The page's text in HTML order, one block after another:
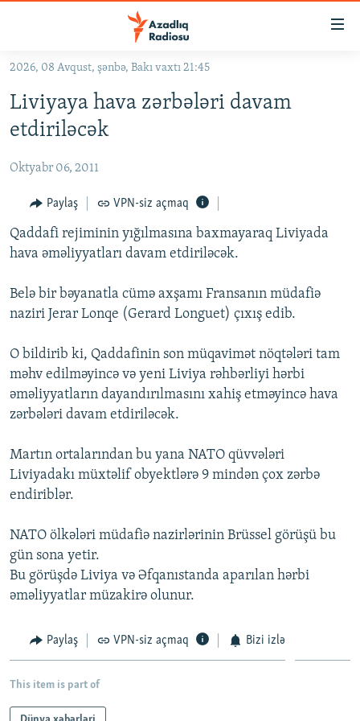
Əsas
qayıt
Əsas
qayıt
#İZAHLA
#ƏSLINDƏ
FƏRQƏ BAX
QANUNI DOĞRU
ARAŞDIRMA
MULTIMEDIA
VIDEO
FOTOQALEREYA
İNFOQRAFIKA
KARIKATURA
RADIO ARXIV
OXU ZALI
AZƏRBAYCAN ƏDƏBIYYATI KITABXANASI
İSLAM VƏ DEMOKRATIYA
HAQQIMIZDA
MISSIYAMIZ
PEŞƏ ETIKASI VƏ JURNALISTIKA STANDARTLARIMIZ
AZADLIQRADIOSU MOBIL TELEFONUNUZDA
BIZIMLƏ ƏLAQƏ
BIZI IZLƏ
RFE/RL-in bütün saytları
2026, 08 Avqust, şənbə, Bakı vaxtı 21:45
Liviyaya hava zərbələri davam
etdiriləcək
Oktyabr 06, 2011
Paylaş VPN-siz açmaq
Qaddafi rejiminin yığılmasına baxmayaraq Liviyada
hava əməliyyatları davam etdiriləcək.
Belə bir bəyanatla cümə axşamı Fransanın müdafiə
naziri Jerar Lonqe (Gerard Longuet) çıxış edib.
O bildirib ki, Qaddafinin son müqavimət nöqtələri tam
məhv edilməyincə və yeni Liviya rəhbərliyi hərbi
əməliyyatların dayandırılmasını xahiş etməyincə hava
zərbələri davam etdiriləcək.
Martın ortalarından bu yana NATO qüvvələri
Liviyadakı müxtəlif obyektlərə 9 mindən çox zərbə
endiriblər.
NATO ölkələri müdafiə nazirlərinin Brüssel görüşü bu
gün sona yetir.
Bu görüşdə Liviya və Əfqanıstanda aparılan hərbi
əməliyyatlar müzakirə olunur.
Paylaş VPN-siz açmaq Bizi izlə
This item is part of